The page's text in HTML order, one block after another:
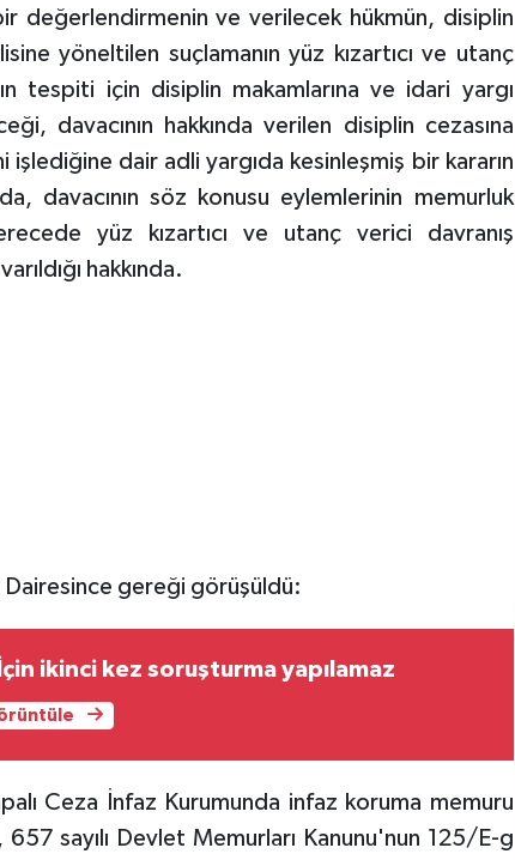
değerlendirmenin ve verilecek hükmün, disiplin
yöneltilen suçlamanın yüz kızartıcı ve utanç
tespiti için disiplin makamlarına ve idari yargı
davacının hakkında verilen disiplin cezasına
işlediğine dair adli yargıda kesinleşmiş bir kararın
davacının söz konusu eylemlerinin memurluk
yüz kızartıcı ve utanç verici davranış
hakkında.
Dairesince gereği görüşüldü:
ikinci kez soruşturma yapılamaz
Ceza İnfaz Kurumunda infaz koruma memuru
657 sayılı Devlet Memurları Kanunu'nun 125/E-g